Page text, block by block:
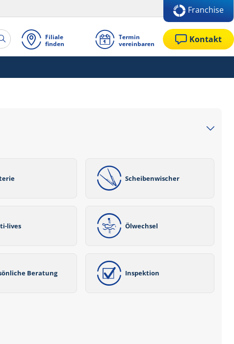
Franchise
Filiale
finden
Termin
vereinbaren
Kontakt
Scheibenwischer
lives Ölwechsel
Beratung Inspektion